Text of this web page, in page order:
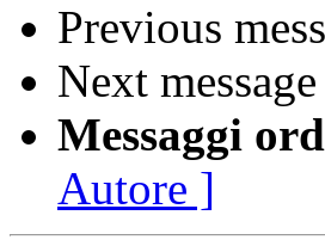
Previous
Next
Messaggi
Autore ]